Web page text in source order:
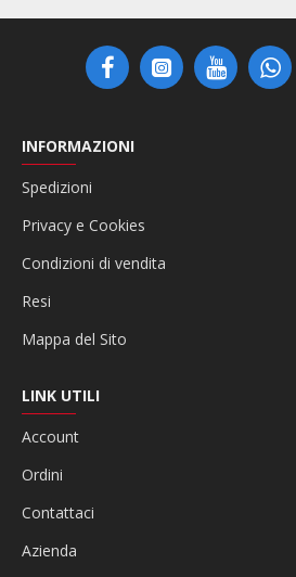
INFORMAZIONI
Spedizioni
Privacy e Cookies
Condizioni di vendita
Resi
Mappa del Sito
LINK UTILI
Account
Ordini
Contattaci
Azienda